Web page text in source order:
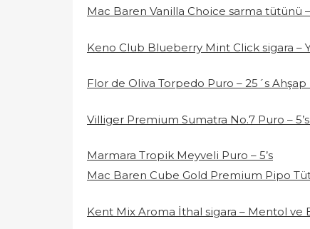
Mac Baren Vanilla Choice sarma tütünü
Keno Club Blueberry Mint Click sigara –
Flor de Oliva Torpedo Puro – 25´s Ahşap
Villiger Premium Sumatra No.7 Puro –
Marmara Tropik Meyveli Puro – 5’s
Mac Baren Cube Gold Premium Pipo
Kent Mix Aroma İthal sigara – Mentol ve